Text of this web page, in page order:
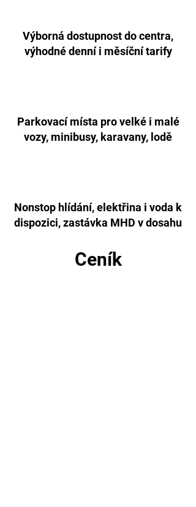
Výborná dostupnost do centra,
výhodné denní i měsíční tarify
Parkovací místa pro velké i malé
vozy, minibusy, karavany, lodě
Nonstop hlídání, elektřina i voda k
dispozici, zastávka MHD v dosahu
Ceník